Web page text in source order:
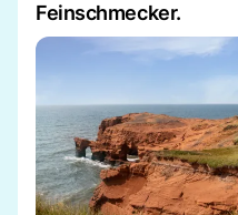
Feinschmecker.